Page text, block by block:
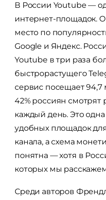
В России Youtube —
интернет-площадок.
место по
Google и Яндекс.
Youtube в три раза
быстрорастущего
сервис посещает 94,7
42% россиян смотрят
каждый день. Это
удобных площадок
канала, а схема
понятна — хотя в
которых мы
Среди авторов